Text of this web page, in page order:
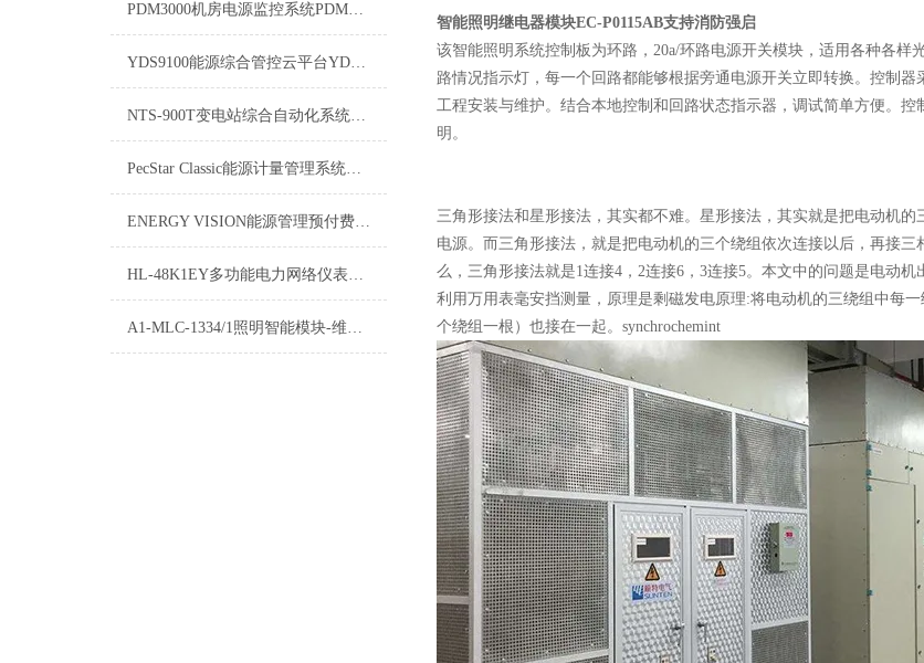
PDM3000机房电源监控系统PDM3000技术参数
YDS9100能源综合管控云平台YDS9100-技术标准
NTS-900T变电站综合自动化系统-舜高智能技术方案
PecStar Classic能源计量管理系统介绍
ENERGY VISION能源管理预付费系统介绍
HL-48K1EY多功能电力网络仪表技术支持
A1-MLC-1334/1照明智能模块-维护保养
智能照明继电器模块EC-P0115AB支持消防强启
该智能照明系统控制板为环路，20a/环路电源开关模块，适用各种各
路情况指示灯，每一个回路都能够根据旁通电源开关立即转换。控制
工程安装与维护。结合本地控制和回路状态指示器，调试简单方便。
明。
三角形接法和星形接法，其实都不难。星形接法，其实就是把电动机
电源。而三角形接法，就是把电动机的三个绕组依次连接以后，再接
么，三角形接法就是1连接4，2连接6，3连接5。本文中的问题是电动
利用万用表毫安挡测量，原理是剩磁发电原理:将电动机的三绕组中每
个绕组一根）也接在一起。synchrochemint